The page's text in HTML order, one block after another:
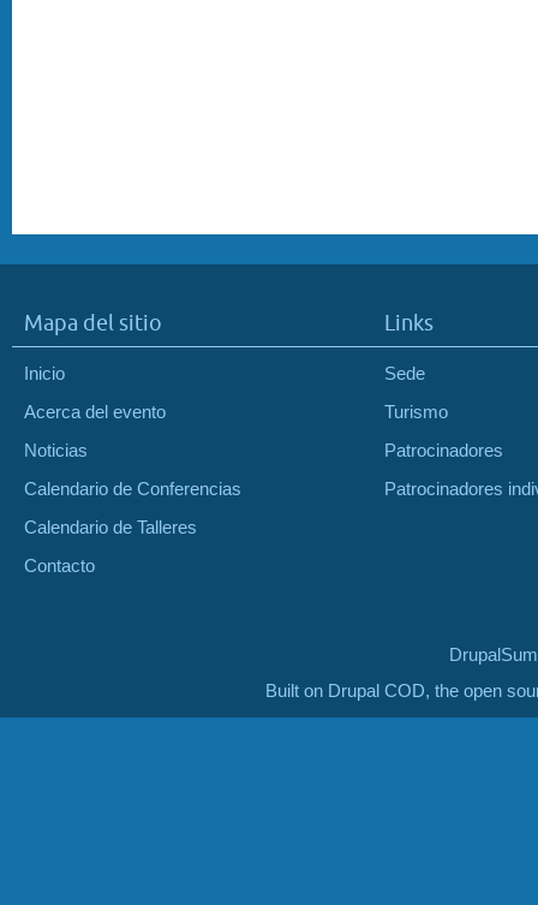
Mapa del sitio
Inicio
Acerca del evento
Noticias
Calendario de Conferencias
Calendario de Talleres
Contacto
Links
Sede
Turismo
Patrocinadores
Patrocinadores
Built on Drupal COD, the open